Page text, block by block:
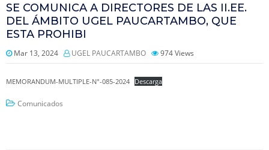
SE COMUNICA A DIRECTORES DE LAS II.EE.
DEL ÁMBITO UGEL PAUCARTAMBO, QUE
ESTA PROHIBI
Mar 13, 2024 UGEL PAUCARTAMBO 974Views
MEMORANDUM-MULTIPLE-N°-085-2024 Descarga
Comunicados